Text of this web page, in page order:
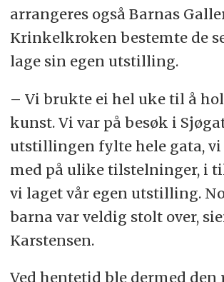
arrangeres også Barnas
Krinkelkroken bestemte de
lage sin egen utstilling.
– Vi brukte ei hel uke til å
kunst. Vi var på besøk i
utstillingen fylte hele gata,
med på ulike tilstelninger, i
vi laget vår egen utstilling.
barna var veldig stolt over,
Karstensen.
Ved hentetid ble dermed den